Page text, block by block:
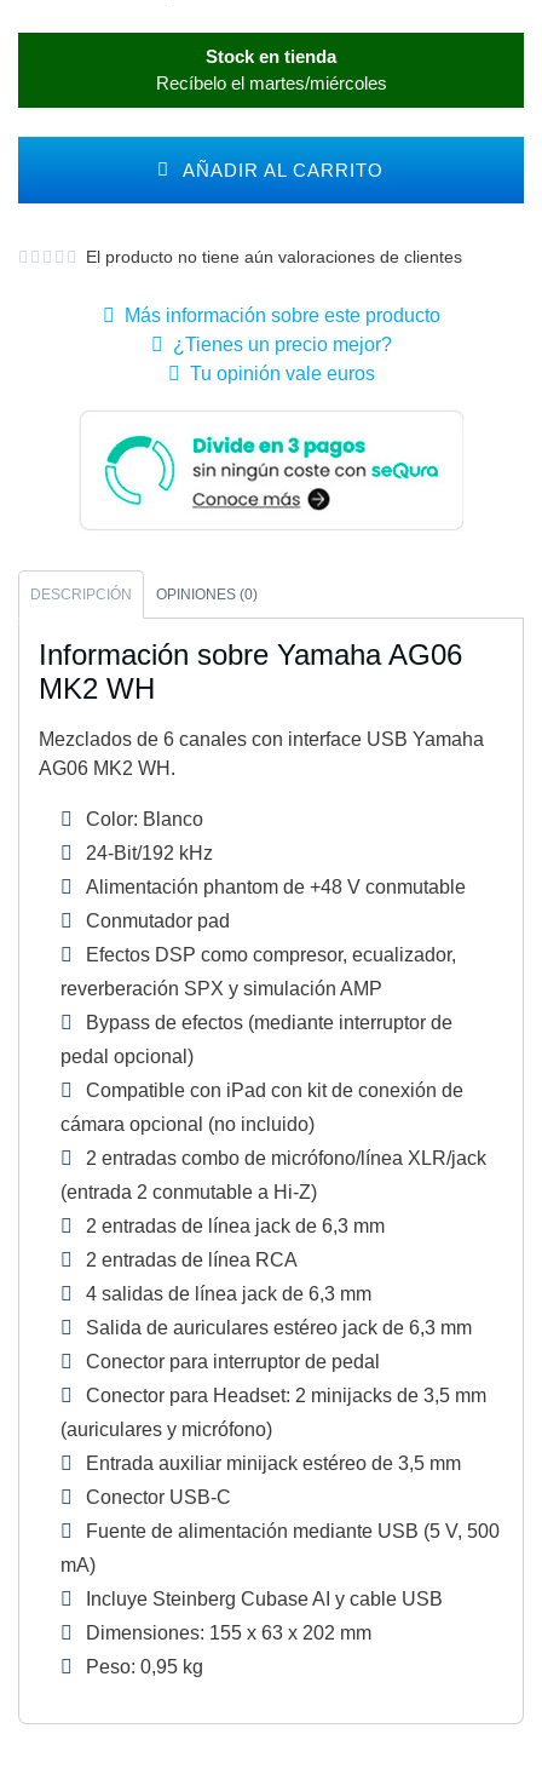
Stock en tienda
Recíbelo el martes/miércoles
AÑADIR AL CARRITO
El producto no tiene aún valoraciones de clientes
Más información sobre este producto
¿Tienes un precio mejor?
Tu opinión vale euros
DESCRIPCIÓN OPINIONES (0)
Información sobre Yamaha AG06
MK2 WH
Mezclados de 6 canales con interface USB Yamaha
AG06 MK2 WH.
Color: Blanco
24-Bit/192 kHz
Alimentación phantom de +48 V conmutable
Conmutador pad
Efectos DSP como compresor, ecualizador,
reverberación SPX y simulación AMP
Bypass de efectos (mediante interruptor de
pedal opcional)
Compatible con iPad con kit de conexión de
cámara opcional (no incluido)
2 entradas combo de micrófono/línea XLR/jack
(entrada 2 conmutable a Hi-Z)
2 entradas de línea jack de 6,3 mm
2 entradas de línea RCA
4 salidas de línea jack de 6,3 mm
Salida de auriculares estéreo jack de 6,3 mm
Conector para interruptor de pedal
Conector para Headset: 2 minijacks de 3,5 mm
(auriculares y micrófono)
Entrada auxiliar minijack estéreo de 3,5 mm
Conector USB-C
Fuente de alimentación mediante USB (5 V, 500
mA)
Incluye Steinberg Cubase AI y cable USB
Dimensiones: 155 x 63 x 202 mm
Peso: 0,95 kg